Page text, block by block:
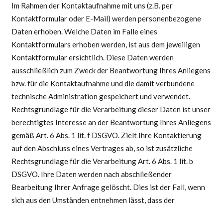
Im Rahmen der Kontaktaufnahme mit uns (z.B. per
Kontaktformular oder E-Mail) werden personenbezogene
Daten erhoben. Welche Daten im Falle eines
Kontaktformulars erhoben werden, ist aus dem jeweiligen
Kontaktformular ersichtlich. Diese Daten werden
ausschließlich zum Zweck der Beantwortung Ihres Anliegens
bzw. für die Kontaktaufnahme und die damit verbundene
technische Administration gespeichert und verwendet.
Rechtsgrundlage für die Verarbeitung dieser Daten ist unser
berechtigtes Interesse an der Beantwortung Ihres Anliegens
gemäß Art. 6 Abs. 1 lit. f DSGVO. Zielt Ihre Kontaktierung
auf den Abschluss eines Vertrages ab, so ist zusätzliche
Rechtsgrundlage für die Verarbeitung Art. 6 Abs. 1 lit. b
DSGVO. Ihre Daten werden nach abschließender
Bearbeitung Ihrer Anfrage gelöscht. Dies ist der Fall, wenn
sich aus den Umständen entnehmen lässt, dass der